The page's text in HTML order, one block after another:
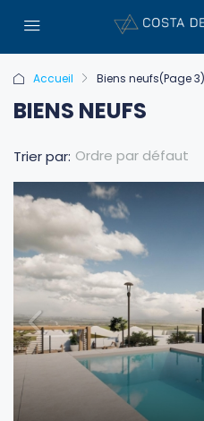
Accueil Biens neufs(Page 3)
BIENS NEUFS
Trier par: Ordre par défaut